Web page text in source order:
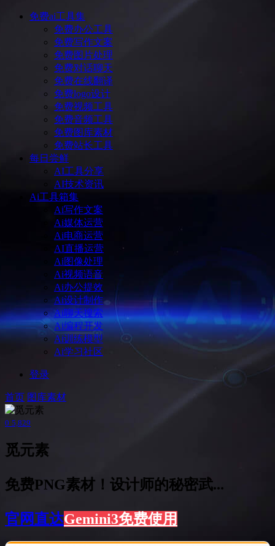
免费ai工具集
免费办公工具
免费写作文案
免费图片处理
免费对话聊天
免费在线翻译
免费logo设计
免费视频工具
免费音频工具
免费图库素材
免费站长工具
每日尝鲜
AI工具分享
AI技术资讯
Ai工具箱集
Ai写作文案
Ai媒体运营
Ai电商运营
AI直播运营
Ai图像处理
Ai视频语音
Ai办公提效
Ai设计制作
Ai聊天搜索
Ai编程开发
Ai训练模型
Ai学习社区
登录
首页 图库素材
0 5,829
觅元素
免费PNG素材！设计师的秘密武...
官网直达Gemini3免费使用